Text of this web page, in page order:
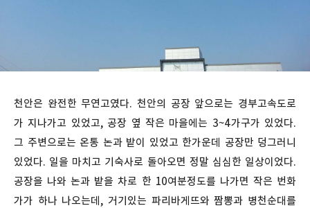
천안은 완전한 무연고였다. 천안의 공장 앞으로는 경부고속도로
가 지나가고 있었고, 공장 옆 작은 마을에는 3~4가구가 있었다.
그 주변으로는 온통 논과 밭이 있었고 한가운데 공장만 덩그러니
있었다. 일을 마치고 기숙사로 돌아오면 정말 심심한 일상이었다.
공장을 나와 논과 밭을 차로 한 10여분정도를 나가면 작은 번화
가가 하나 나오는데, 거기있는 파리바게뜨와 짬뽕과 병천순대를